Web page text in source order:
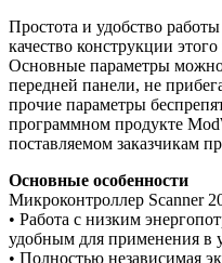
Простота и удобство
качество конструкции
Основные параметры можно
передней панели, не
прочие параметры
программном продукте
поставляемом заказчикам
Основные особенности
Микроконтроллер Scanner
• Работа с низким
удобным для применения в
• Полностью независимая